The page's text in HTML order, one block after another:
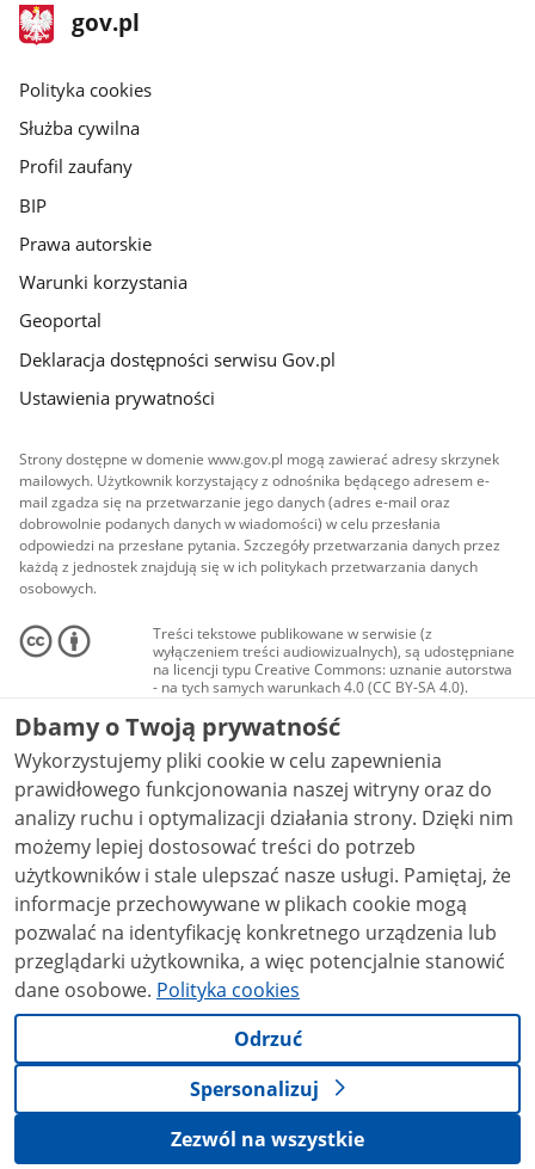
stopka
gov.pl
Strona
gov.pl
gov.pl
Polityka cookies
Służba cywilna
Profil zaufany
BIP
Prawa autorskie
Warunki korzystania
Geoportal
Deklaracja dostępności serwisu Gov.pl
Ustawienia prywatności
Strony dostępne w domenie www.gov.pl mogą zawierać adresy skrzynek
mailowych. Użytkownik korzystający z odnośnika będącego adresem e-
mail zgadza się na przetwarzanie jego danych (adres e-mail oraz
dobrowolnie podanych danych w wiadomości) w celu przesłania
odpowiedzi na przesłane pytania. Szczegóły przetwarzania danych przez
każdą z jednostek znajdują się w ich politykach przetwarzania danych
osobowych.
Treści tekstowe publikowane w serwisie (z
wyłączeniem treści audiowizualnych), są udostępniane
na licencji typu Creative Commons: uznanie autorstwa
- na tych samych warunkach 4.0 (CC BY-SA 4.0).
Materiały audiowizualne, w tym zdjęcia, materiały
audio i wideo, są udostępniane na licencji typu
Creative Commons: uznanie autorstwa użycie
niekomercyjne - bez utworów zależnych 4.0 (CC BY-
NC-ND 4.0), o ile nie jest to stwierdzone inaczej.
Dbamy o Twoją prywatność
Wykorzystujemy pliki cookie w celu zapewnienia
prawidłowego funkcjonowania naszej witryny oraz do
analizy ruchu i optymalizacji działania strony. Dzięki nim
możemy lepiej dostosować treści do potrzeb
użytkowników i stale ulepszać nasze usługi. Pamiętaj, że
informacje przechowywane w plikach cookie mogą
pozwalać na identyfikację konkretnego urządzenia lub
przeglądarki użytkownika, a więc potencjalnie stanowić
dane osobowe. Polityka cookies
Odrzuć
Spersonalizuj
Zezwól na wszystkie